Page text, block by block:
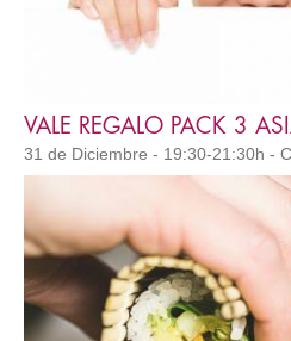
VALE REGALO PACK 3
31 de Diciembre - 19:30-21:30h -